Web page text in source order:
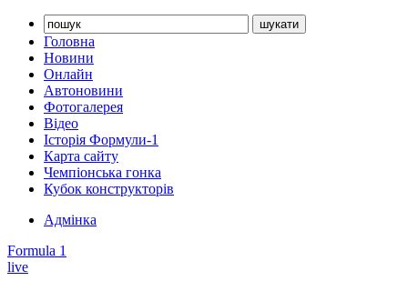
Головна
Новини
Онлайн
Автоновини
Фотогалерея
Відео
Історія Формули-1
Карта сайту
Чемпіонська гонка
Кубок конструкторів
Адмінка
Formula 1
live